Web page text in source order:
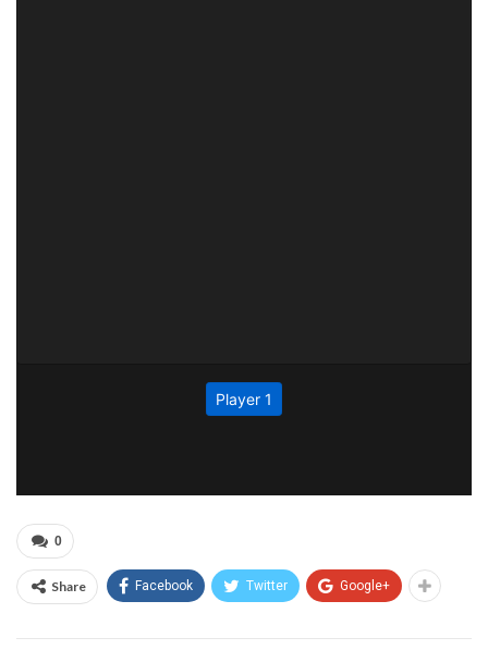
0
Share Facebook Twitter Google+